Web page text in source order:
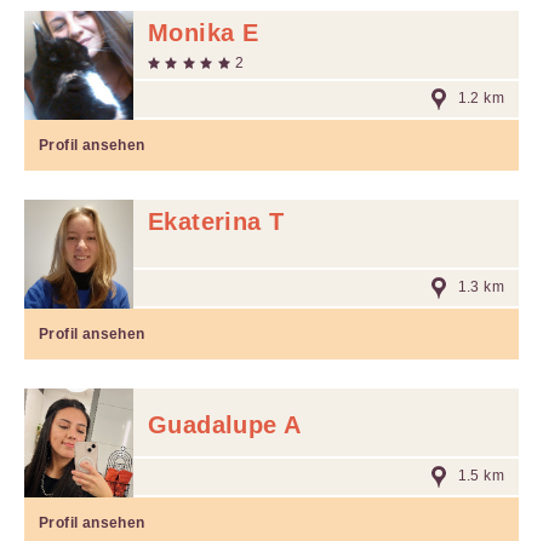
Monika E
2
1.2 km
Profil ansehen
Ekaterina T
1.3 km
Profil ansehen
Guadalupe A
1.5 km
Profil ansehen